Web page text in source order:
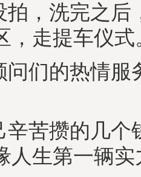
拍，洗完之后
，走提车仪式
问们的热情服
辛苦攒的几个
人生第一辆实